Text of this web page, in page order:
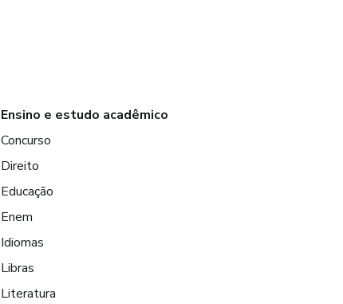
Ensino e estudo acadêmico
Concurso
Direito
Educação
Enem
Idiomas
Libras
Literatura